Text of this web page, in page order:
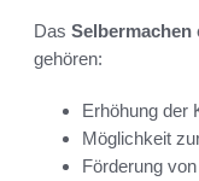
Das Selbermachen
gehören:
Erhöhung der
Möglichkeit
Förderung